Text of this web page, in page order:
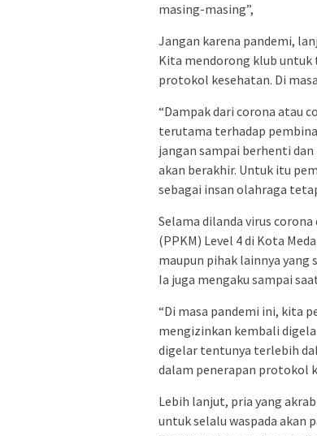
masing-masing”,
Jangan karena pandemi,
Kita mendorong klub
protokol kesehatan. Di
“Dampak dari corona atau
terutama terhadap
jangan sampai berhenti
akan berakhir. Untuk itu
sebagai insan olahraga
Selama dilanda virus
(PPKM) Level 4 di Kota
maupun pihak lainnya yang
Ia juga mengaku sampai
“Di masa pandemi ini, kita
mengizinkan kembali
digelar tentunya terlebih
dalam penerapan protokol
Lebih lanjut, pria yang
untuk selalu waspada akan